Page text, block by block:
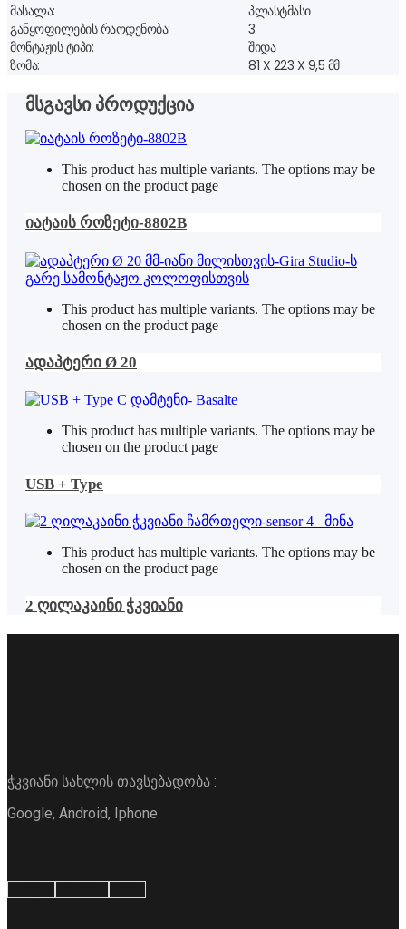
მასალა:
პლასტმასი
განყოფილების რაოდენობა:
3
მონტაჟის ტიპი:
შიდა
ზომა:
81 X 223 X 9,5 მმ
მსგავსი პროდუქცია
This product has multiple variants. The options may be
chosen on the product page
იატაის როზეტი-8802B
This product has multiple variants. The options may be
chosen on the product page
ადაპტერი Ø 20
This product has multiple variants. The options may be
chosen on the product page
USB + Type
This product has multiple variants. The options may be
chosen on the product page
2 ღილაკაინი ჭკვიანი
ჭკვიანი სახლის თავსებადობა :
Google, Android, Iphone